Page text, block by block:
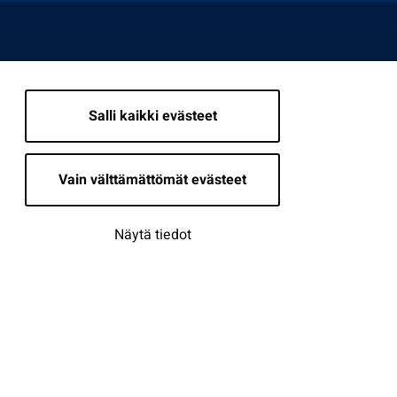
Salli kaikki evästeet
Vain välttämättömät evästeet
Näytä tiedot